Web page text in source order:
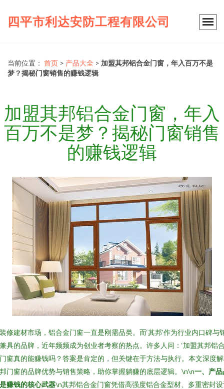
四平市利达安防工程有限公司
当前位置： 首页 > 产品大全 > 加盟其邦铝合金门窗，年入百万不是
梦？揭秘门窗销售的赚钱逻辑
加盟其邦铝合金门窗，年入
百万不是梦？揭秘门窗销售
的赚钱逻辑
修建材市场，铝合金门窗一直是刚需品类。而‘其邦’作为行业内口碑与
具的品牌，近年频频成为创业者考察的热点。许多人问：‘加盟其邦铝
窗真的能赚钱吗？答案是肯定的，但关键在于方法与执行。本文深度
门窗的品牌优势与销售策略，助你掌握躺赚的底层逻辑。\n\n一、产品
赚钱的核心武器\n其邦铝合金门窗凭借高强度铝合金型材、多重密封